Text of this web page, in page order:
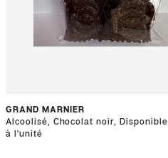
GRAND MARNIER
Alcoolisé, Chocolat noir, Disponible
à l'unité